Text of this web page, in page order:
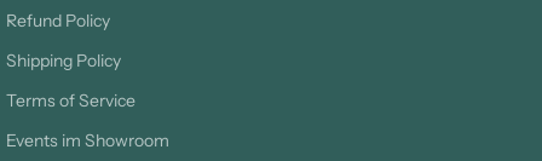
Refund Policy
Shipping Policy
Terms of Service
Events im Showroom